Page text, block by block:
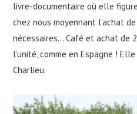
livre-documentaire où elle
chez nous moyennant l’achat
nécessaires… Café et achat de
l’unité, comme en Espagne !
Charlieu.